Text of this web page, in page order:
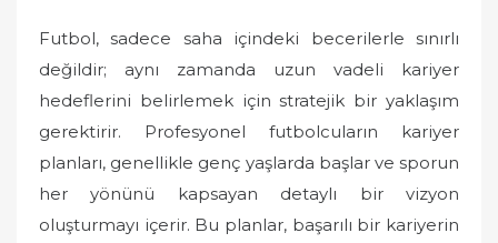
d
o
n
Futbol, sadece saha içindeki becerilerle sınırlı
değildir; aynı zamanda uzun vadeli kariyer
hedeflerini belirlemek için stratejik bir yaklaşım
gerektirir. Profesyonel futbolcuların kariyer
planları, genellikle genç yaşlarda başlar ve sporun
her yönünü kapsayan detaylı bir vizyon
oluşturmayı içerir. Bu planlar, başarılı bir kariyerin